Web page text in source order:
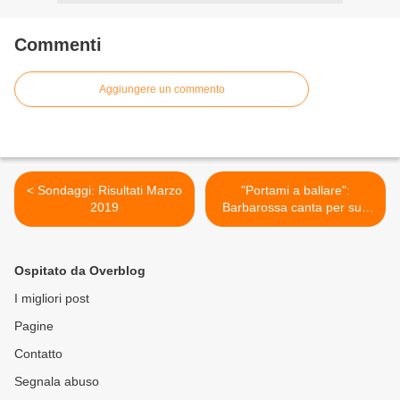
Commenti
Aggiungere un commento
< Sondaggi: Risultati Marzo
2019
"Portami a ballare":
Barbarossa canta per sua
madre >
Ospitato da Overblog
I migliori post
Pagine
Contatto
Segnala abuso